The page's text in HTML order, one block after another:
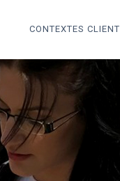
CONTEXTES CLIENT